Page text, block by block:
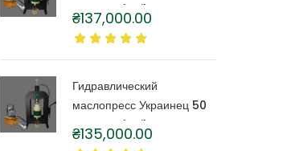
тонн CraftOil с
капролоновой бочкой 6
литров
₴137,000.00
Гидравлический
маслопресс Украинец 50
тонн CraftOil с
капролоновой бочкой 4
₴135,000.00